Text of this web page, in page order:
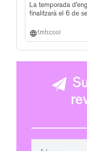
La temporada
finalitzarà el 6 de
f.mtr.cool